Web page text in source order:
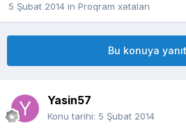
5 Şubat 2014 in Proqram xətaları
Bu konuya
Yasin57
Konu tarihi: 5 Şubat 2014